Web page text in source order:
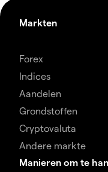
Markten
Forex
Indices
Aandelen
Grondstoffen
Cryptovaluta
Andere markte
Manieren om te